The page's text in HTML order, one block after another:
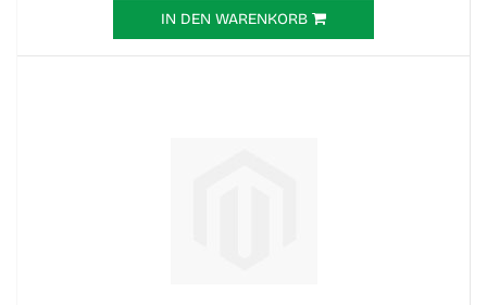
IN DEN WARENKORB